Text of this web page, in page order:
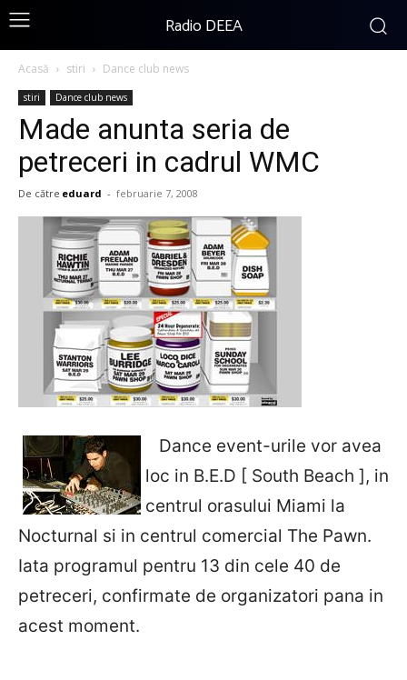
Radio DEEA
Acasă stiri Dance club news
stiri Dance club news
Made anunta seria de
petreceri in cadrul WMC
De către eduard - februarie 7, 2008
Dance event-urile vor avea
loc in B.E.D [ South Beach ], in
centrul orasului Miami la
Nocturnal si in centrul comercial The Pawn.
Iata programul pentru 13 din cele 40 de
petreceri, confirmate de organizatori pana in
acest moment.